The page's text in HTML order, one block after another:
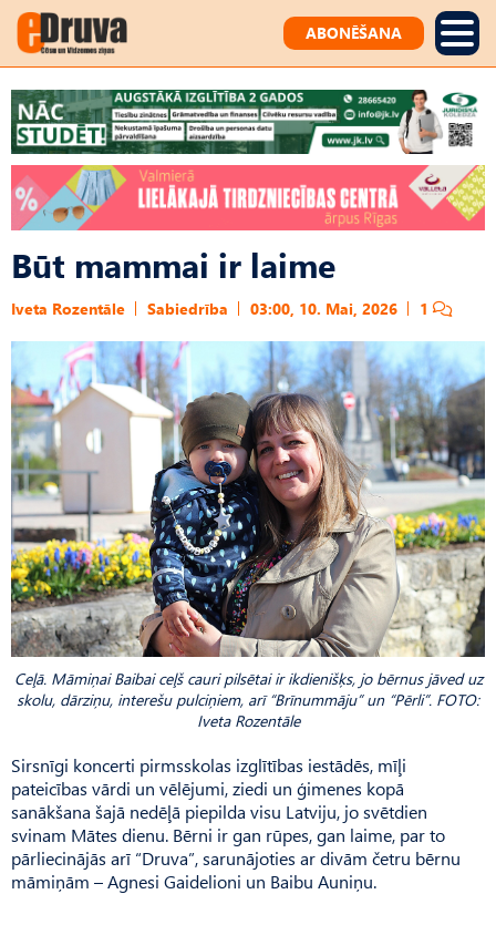
ABONĒŠANA
Būt mammai ir laime
Iveta Rozentāle Sabiedrība 03:00, 10. Mai, 2026 1
Ceļā. Māmiņai Baibai ceļš cauri pilsētai ir ikdienišķs, jo bērnus jāved uz
skolu, dārziņu, interešu pulciņiem, arī “Brīnummāju” un “Pērli”. FOTO:
Iveta Rozentāle
Sirsnīgi koncerti pirmsskolas izglītības iestādēs, mīļi
pateicības vārdi un vēlējumi, ziedi un ģimenes kopā
sanākšana šajā nedēļā piepilda visu Latviju, jo svētdien
svinam Mātes dienu. Bērni ir gan rūpes, gan laime, par to
pārliecinājās arī “Druva”, sarunājoties ar divām četru bērnu
māmiņām – Agnesi Gaidelioni un Baibu Auniņu.